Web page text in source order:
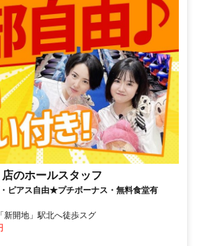
のホールスタッフ
ピアス自由★プチボーナス・無料食堂有
新開地」駅北へ徒歩スグ